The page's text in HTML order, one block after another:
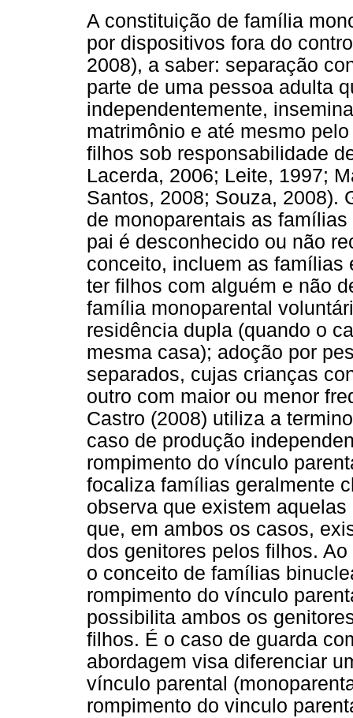
A constituição de família
por dispositivos fora do
2008), a saber: separação
parte de uma pessoa adulta
independentemente,
matrimônio e até mesmo
filhos sob responsabilidade
Lacerda, 2006; Leite, 1997;
Santos, 2008; Souza, 2008).
de monoparentais as
pai é desconhecido ou não
conceito, incluem as famílias
ter filhos com alguém e não
família monoparental
residência dupla (quando o
mesma casa); adoção por
separados, cujas crianças
outro com maior ou menor
Castro (2008) utiliza a
caso de produção
rompimento do vínculo
focaliza famílias geralmente
observa que existem
que, em ambos os casos,
dos genitores pelos filhos.
o conceito de famílias
rompimento do vínculo
possibilita ambos os
filhos. É o caso de guarda
abordagem visa diferenciar
vínculo parental
rompimento do vinculo